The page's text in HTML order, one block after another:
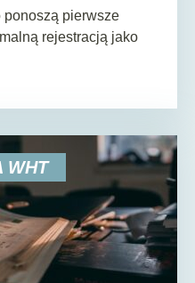
ponoszą pierwsze
rejestracją jako
WHT